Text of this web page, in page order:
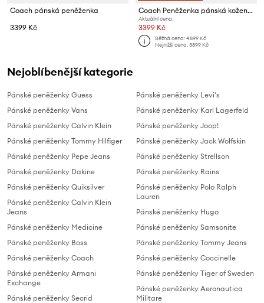
Coach pánská peněženka
3399 Kč
Coach Peněženka pánská kožená
Aktuální cena:
3399 Kč
Běžná cena:4899 Kč
Nejnižší cena:3899 Kč
Nejoblíbenější kategorie
Pánské peněženky Guess
Pánské peněženky Vans
Pánské peněženky Calvin Klein
Pánské peněženky Tommy Hilfiger
Pánské peněženky Pepe Jeans
Pánské peněženky Dakine
Pánské peněženky Quiksilver
Pánské peněženky Calvin Klein
Jeans
Pánské peněženky Medicine
Pánské peněženky Boss
Pánské peněženky Coach
Pánské peněženky Armani
Exchange
Pánské peněženky Secrid
Pánské peněženky Levi's
Pánské peněženky Karl Lagerfeld
Pánské peněženky Joop!
Pánské peněženky Jack Wolfskin
Pánské peněženky Strellson
Pánské peněženky Rains
Pánské peněženky Polo Ralph
Lauren
Pánské peněženky Hugo
Pánské peněženky Samsonite
Pánské peněženky Tommy Jeans
Pánské peněženky Coccinelle
Pánské peněženky Tiger of Sweden
Pánské peněženky Aeronautica
Militare